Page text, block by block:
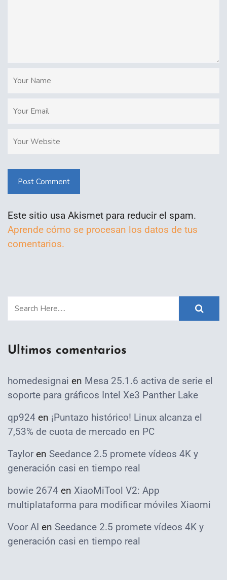
Post Comment
Este sitio usa Akismet para reducir el spam.
Aprende cómo se procesan los datos de tus
comentarios.
Ultimos comentarios
homedesignai en Mesa 25.1.6 activa de serie el
soporte para gráficos Intel Xe3 Panther Lake
qp924 en ¡Puntazo histórico! Linux alcanza el
7,53% de cuota de mercado en PC
Taylor en Seedance 2.5 promete vídeos 4K y
generación casi en tiempo real
bowie 2674 en XiaoMiTool V2: App
multiplataforma para modificar móviles Xiaomi
Voor AI en Seedance 2.5 promete vídeos 4K y
generación casi en tiempo real